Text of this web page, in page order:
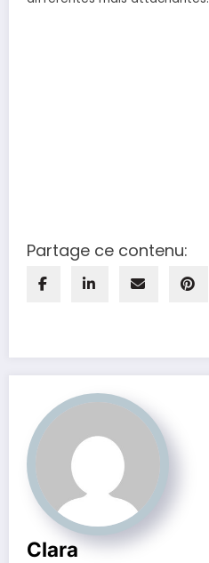
Partage ce contenu:
Clara